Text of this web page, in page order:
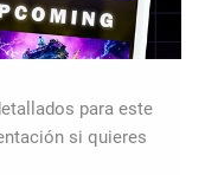
para este
si quieres